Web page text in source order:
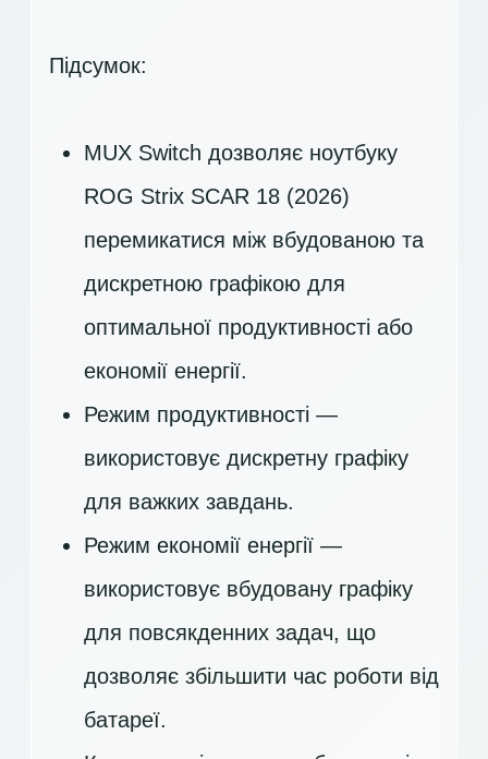
Підсумок:
MUX Switch дозволяє ноутбуку
ROG Strix SCAR 18 (2026)
перемикатися між вбудованою та
дискретною графікою для
оптимальної продуктивності або
економії енергії.
Режим продуктивності —
використовує дискретну графіку
для важких завдань.
Режим економії енергії —
використовує вбудовану графіку
для повсякденних задач, що
дозволяє збільшити час роботи від
батареї.